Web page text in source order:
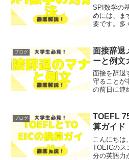
SPI数学の
めには、ま
要です。多
数学の全体
かりやすく
ブログ
面接辞退
ーと例文
面接を辞退
守ることが
の前日に連
るべきか、
て詳しく解
ブログ
TOEFL
算ガイド
こんにちは
TOEICのス
分の英語力